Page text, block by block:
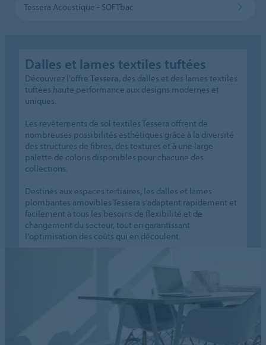
Tessera Acoustique - SOFTbac
Dalles et lames textiles tuftées
Découvrez l'offreTessera, des dalles et des lames textiles
tuftées haute performance aux designs modernes et
uniques.
Les revêtements de sol textiles Tessera offrent de
nombreuses possibilités esthétiques grâce à la diversité
des structures de fibres, des textures et à une large
palette de coloris disponibles pour chacune des
collections.
Destinés aux espaces tertiaires, les dalles et lames
plombantes amovibles Tessera s’adaptent rapidement et
facilement à tous les besoins de flexibilité et de
changement du secteur, tout en garantissant
l'optimisation des coûts qui en découlent.